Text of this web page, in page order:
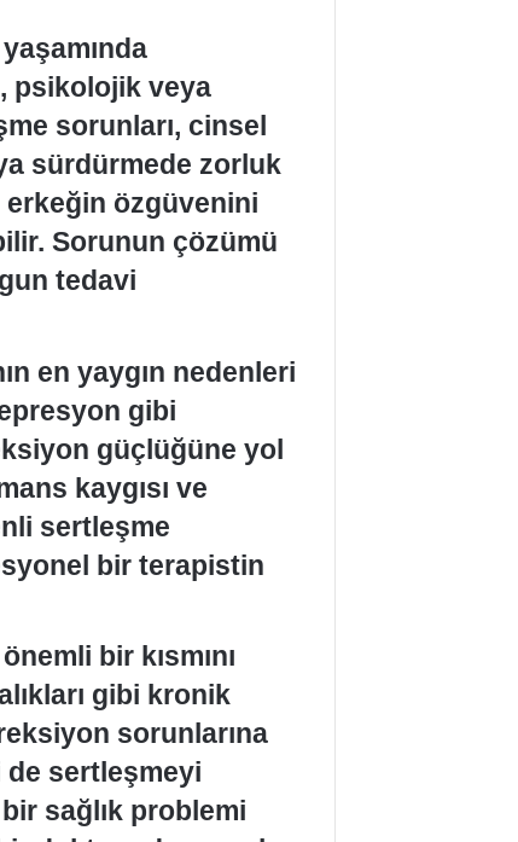
psikolojik veya
sorunları, cinsel
sürdürmede zorluk
özgüvenini
Sorunun çözümü
tedavi
en yaygın nedenleri
gibi
güçlüğüne yol
kaygısı ve
sertleşme
bir terapistin
bir kısmını
gibi kronik
sorunlarına
de sertleşmeyi
sağlık problemi